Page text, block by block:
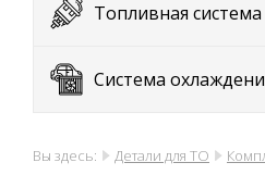
Топливная система
Система
Вы здесь: Детали для ТО